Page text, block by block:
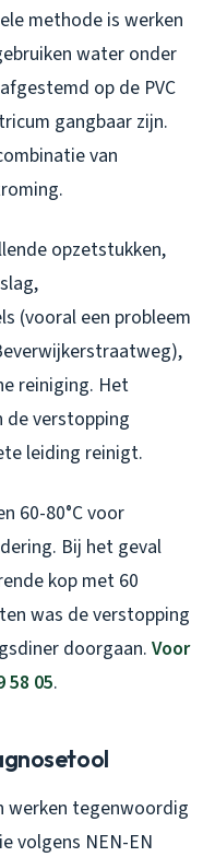
methode is werken
water onder
op de PVC
gangbaar zijn.
van
opzetstukken,
(vooral een probleem
reiniging. Het
de verstopping
leiding reinigt.
60-80°C voor
Bij het geval
kop met 60
was de verstopping
doorgaan. Voor
58 05.
werken tegenwoordig
volgens NEN-EN